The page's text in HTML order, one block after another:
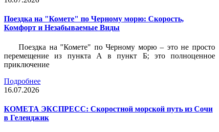
Поездка на "Комете" по Черному морю: Скорость,
Комфорт и Незабываемые Виды
Поездка на "Комете" по Черному морю – это не просто
перемещение из пункта А в пункт Б; это полноценное
приключение
Подробнее
16.07.2026
КОМЕТА ЭКСПРЕСС: Скоростной морской путь из Сочи
в Геленджик